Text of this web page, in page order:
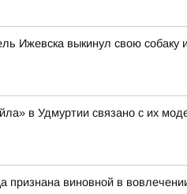
Ижевска выкинул свою собаку
в Удмуртии связано с их
виновной в